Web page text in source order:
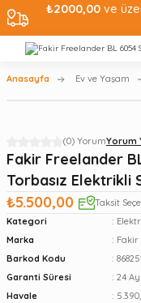
₺2000,00ve
Anasayfa Ev ve Yaşam
(0) YorumYorum
Fakir Freelander
Torbasız Elektrikli
₺5.500,00
Taksit
Kategori
Marka
Fakir
Barkod Kodu
Garanti Süresi
24 Ay
Havale